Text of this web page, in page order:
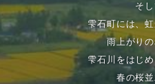
そし
雫石町には、虹
雨上がりの
雫石川をはじ
春の桜